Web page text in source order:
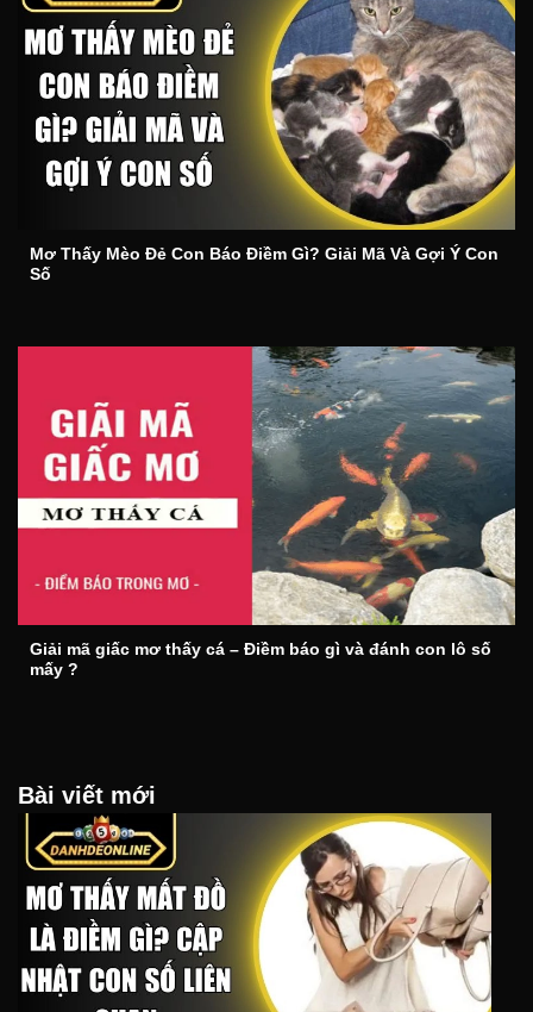
Mơ Thấy Mèo Đẻ Con Báo Điềm Gì? Giải Mã Và Gợi Ý Con
Số
Giải mã giấc mơ thấy cá – Điềm báo gì và đánh con lô số
mấy ?
Bài viết mới